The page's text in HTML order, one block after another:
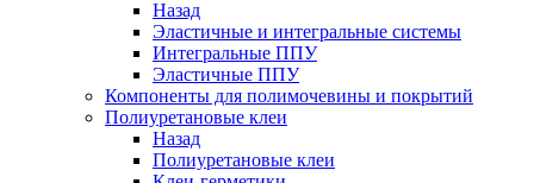
Назад
Эластичные и интегральные системы
Интегральные ППУ
Эластичные ППУ
Компоненты для полимочевины и покрытий
Полиуретановые клеи
Назад
Полиуретановые клеи